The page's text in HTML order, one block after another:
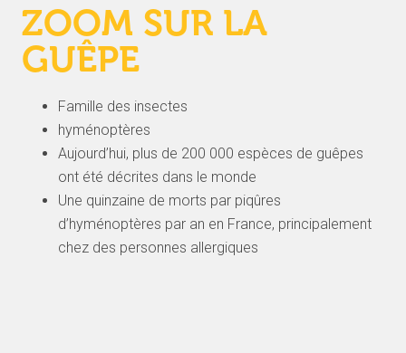
ZOOM SUR LA
GUÊPE
Famille des insectes
hyménoptères
Aujourd’hui, plus de 200 000 espèces de guêpes
ont été décrites dans le monde
Une quinzaine de morts par piqûres
d’hyménoptères par an en France, principalement
chez des personnes allergiques